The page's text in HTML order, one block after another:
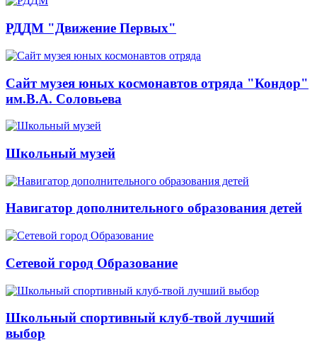
РДДМ "Движение Первых"
Сайт музея юных космонавтов отряда "Кондор"
им.В.А. Соловьева
Школьный музей
Навигатор дополнительного образования детей
Сетевой город Образование
Школьный спортивный клуб-твой лучший
выбор